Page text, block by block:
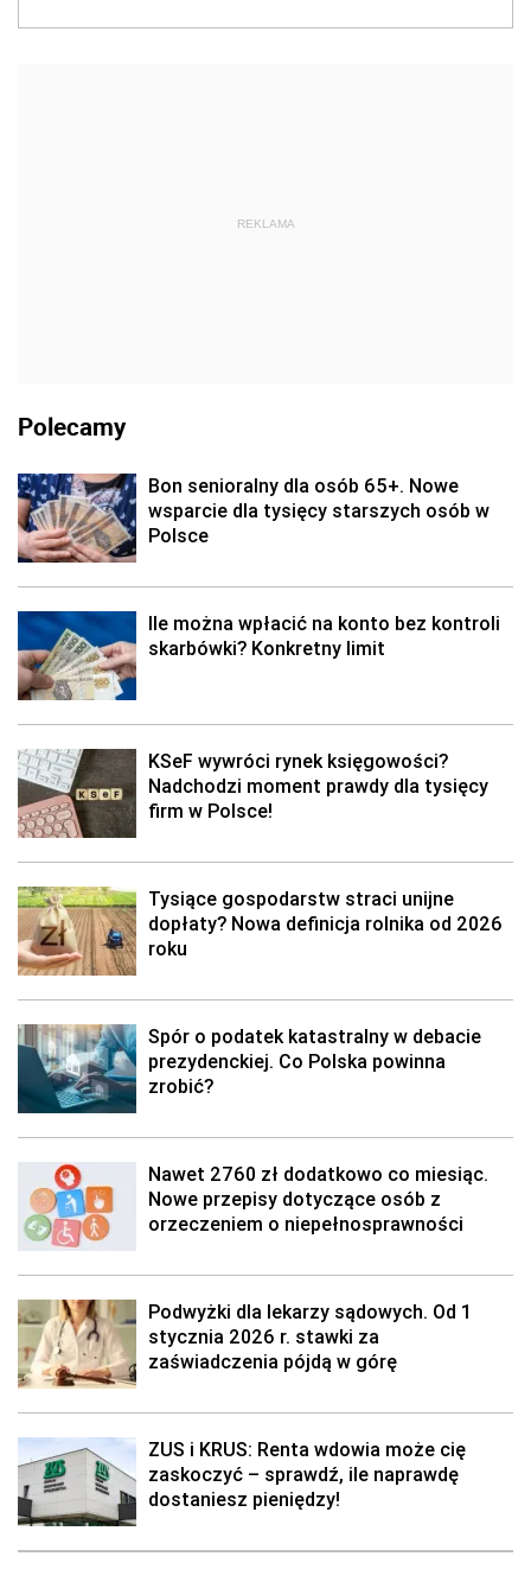
REKLAMA
Polecamy
Bon senioralny dla osób 65+. Nowe
wsparcie dla tysięcy starszych osób w
Polsce
Ile można wpłacić na konto bez kontroli
skarbówki? Konkretny limit
KSeF wywróci rynek księgowości?
Nadchodzi moment prawdy dla tysięcy
firm w Polsce!
Tysiące gospodarstw straci unijne
dopłaty? Nowa definicja rolnika od 2026
roku
Spór o podatek katastralny w debacie
prezydenckiej. Co Polska powinna
zrobić?
Nawet 2760 zł dodatkowo co miesiąc.
Nowe przepisy dotyczące osób z
orzeczeniem o niepełnosprawności
Podwyżki dla lekarzy sądowych. Od 1
stycznia 2026 r. stawki za
zaświadczenia pójdą w górę
ZUS i KRUS: Renta wdowia może cię
zaskoczyć – sprawdź, ile naprawdę
dostaniesz pieniędzy!